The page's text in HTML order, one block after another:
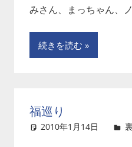
みさん、まっちゃん、
続きを読む
福巡り
2010年1月14日